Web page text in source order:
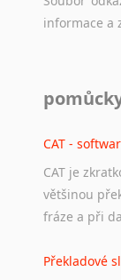
informace a
Odkazy
Studium v
Soubor
a zázemí,
Práce v
CAT -
CAT je
většinou
fráze a při
Překladové